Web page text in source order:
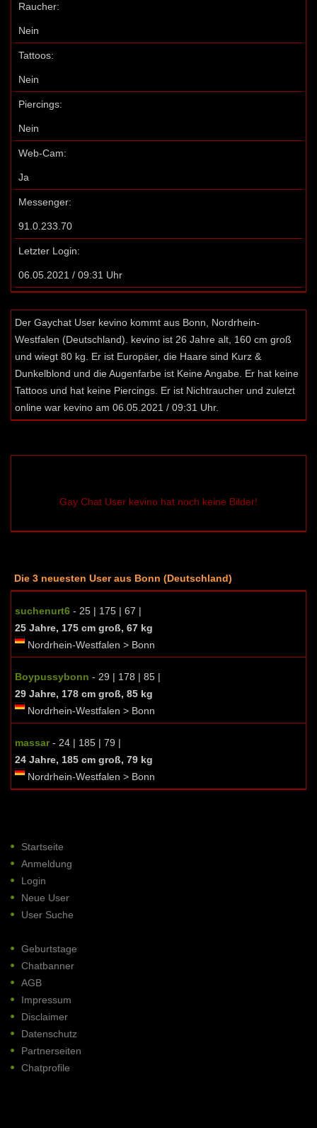
Raucher:
Nein
Tattoos:
Nein
Piercings:
Nein
Web-Cam:
Ja
Messenger:
91.0.233.70
Letzter Login:
06.05.2021 / 09:31 Uhr
Der Gaychat User kevino kommt aus Bonn, Nordrhein-
Westfalen (Deutschland). kevino ist 26 Jahre alt, 160 cm groß
und wiegt 80 kg. Er ist Europäer, die Haare sind Kurz &
Dunkelblond und die Augenfarbe ist Keine Angabe. Er hat keine
Tattoos und hat keine Piercings. Er ist Nichtraucher und zuletzt
online war kevino am 06.05.2021 / 09:31 Uhr.
Gay Chat User kevino hat noch keine Bilder!
Die 3 neuesten User aus Bonn (Deutschland)
suchenurt6 - 25 | 175 | 67 |
25 Jahre, 175 cm groß, 67 kg
Nordrhein-Westfalen > Bonn
Boypussybonn - 29 | 178 | 85 |
29 Jahre, 178 cm groß, 85 kg
Nordrhein-Westfalen > Bonn
massar- 24 | 185 | 79 |
24 Jahre, 185 cm groß, 79 kg
Nordrhein-Westfalen > Bonn
Startseite
Anmeldung
Login
Neue User
User Suche
Geburtstage
Chatbanner
AGB
Impressum
Disclaimer
Datenschutz
Partnerseiten
Chatprofile